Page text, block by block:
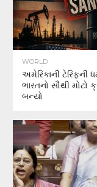
WORLD
અમેરિકાની ટેરિફની
ભારતનો સૌથી
બન્યો